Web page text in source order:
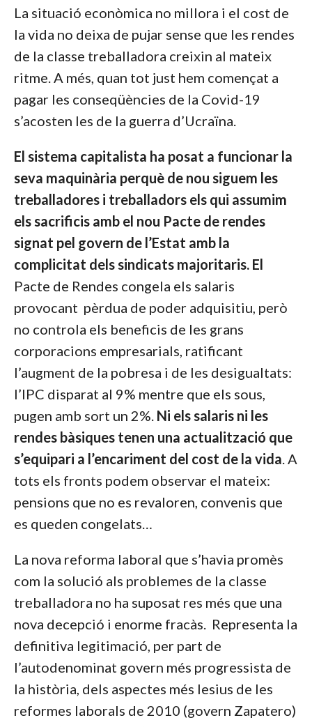
La situació econòmica no millora i el cost de
la vida no deixa de pujar sense que les rendes
de la classe treballadora creixin al mateix
ritme. A més, quan tot just hem començat a
pagar les conseqüències de la Covid-19
s’acosten les de la guerra d’Ucraïna.
El sistema capitalista ha posat a funcionar la
seva maquinària perquè de nou siguem les
treballadores i treballadors els qui assumim
els sacrificis amb el nou Pacte de rendes
signat pel govern de l’Estat amb la
complicitat dels sindicats majoritaris. El
Pacte de Rendes congela els salaris
provocant pèrdua de poder adquisitiu, però
no controla els beneficis de les grans
corporacions empresarials, ratificant
l’augment de la pobresa i de les desigualtats:
l’IPC disparat al 9% mentre que els sous,
pugen amb sort un 2%.Ni els salaris ni les
rendes bàsiques tenen una actualització que
s’equipari a l’encariment del cost de la vida. A
tots els fronts podem observar el mateix:
pensions que no es revaloren, convenis que
es queden congelats…
La nova reforma laboral que s’havia promès
com la solució als problemes de la classe
treballadora no ha suposat res més que una
nova decepció i enorme fracàs. Representa la
definitiva legitimació, per part de
l’autodenominat govern més progressista de
la història, dels aspectes més lesius de les
reformes laborals de 2010 (govern Zapatero)